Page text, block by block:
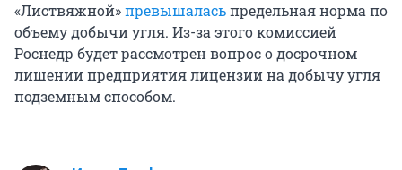
«Листвяжной»превышаласьпредельная норма по
объему добычи угля. Из-за этого комиссией
Роснедр будет рассмотрен вопрос о досрочном
лишении предприятия лицензии на добычу угля
подземным способом.